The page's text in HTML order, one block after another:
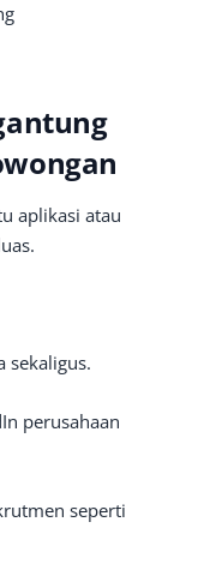
aplikasi atau
sekaligus.
perusahaan
seperti